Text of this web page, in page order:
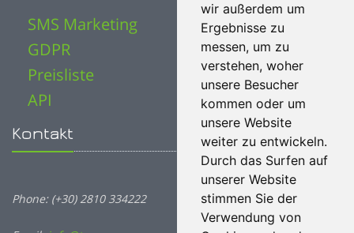
wir außerdem um
Ergebnisse zu
messen, um zu
verstehen, woher
unsere Besucher
kommen oder um
unsere Website
weiter zu entwickeln.
Durch das Surfen auf
unserer Website
stimmen Sie der
Verwendung von
SMS Marketing
GDPR
Preisliste
API
Kontakt
Phone: (+30) 2810 334222